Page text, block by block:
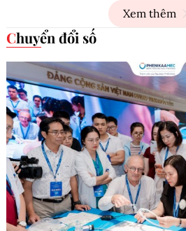
Xem thêm
Chuyển đổi số